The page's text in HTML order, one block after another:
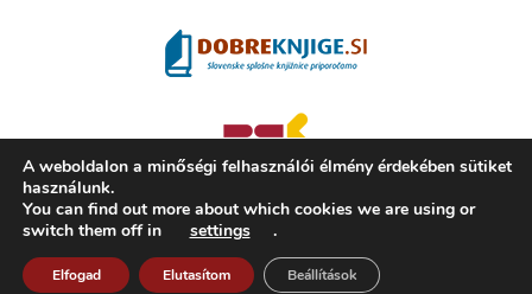
2008 - 2026 ©KAMRA, Production: TrueCAD d.o.o.
A Kamra ismertetése Használati feltételek ISSN 2350-5559
A weboldalon a minőségi felhasználói élmény érdekében sütiket
használunk.
You can find out more about which cookies we are using or
switch them off in
settings .
Elfogad Elutasítom Beállítások